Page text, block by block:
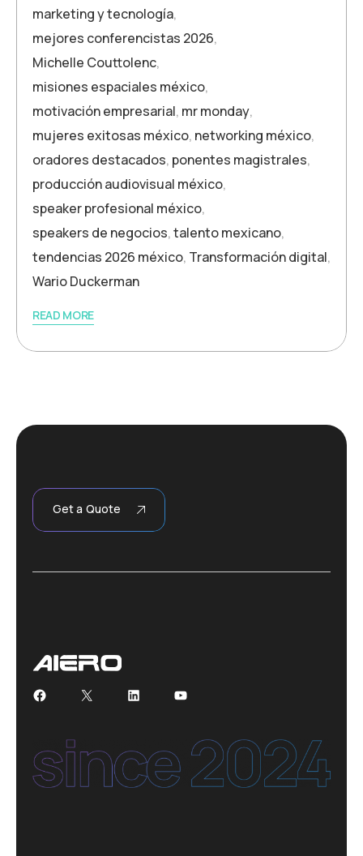
marketing y tecnología,
mejores conferencistas 2026,
Michelle Couttolenc,
misiones espaciales méxico,
motivación empresarial, mr monday,
mujeres exitosas méxico, networking méxico,
oradores destacados, ponentes magistrales,
producción audiovisual méxico,
speaker profesional méxico,
speakers de negocios,talento mexicano,
tendencias 2026 méxico, Transformación digital,
Wario Duckerman
READ MORE
Get a Quote
Facebook
X LinkedInYouTube